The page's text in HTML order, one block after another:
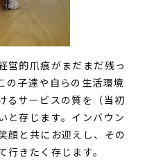
営的爪痕がまだまだ残っ
の子達や自らの生活環境
るサービスの質を（当初
と存じます。インバウン
顔と共にお迎えし、その
きたく存じます。